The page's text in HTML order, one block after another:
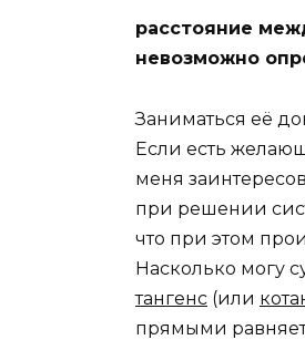
расстояние
невозможно
Заниматься её
Если есть
меня
при решении
что при этом
Насколько могу
тангенс (или
прямыми